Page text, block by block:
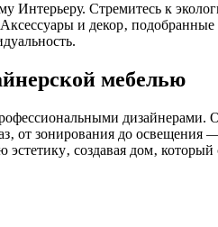
Интерьеру. Стремитесь к
и декор‚
мебелью
от зонирования до
создавая дом‚